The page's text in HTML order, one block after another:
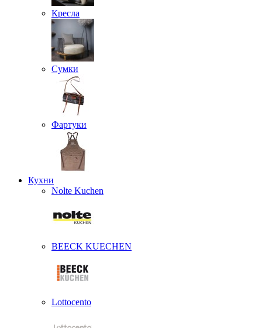
Кресла
Сумки
Фартуки
Кухни
Nolte Kuchen
BEECK KUECHEN
Lottocento